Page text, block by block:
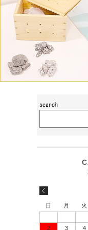
日 月 火
2
3 4